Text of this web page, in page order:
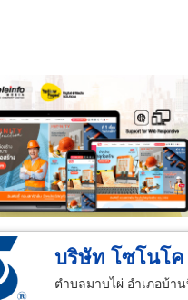
ขายปลีก ผู้ผลิต
บริษัท โซโนโค
ตำบลมาบไผ่ อำเภอบ้า